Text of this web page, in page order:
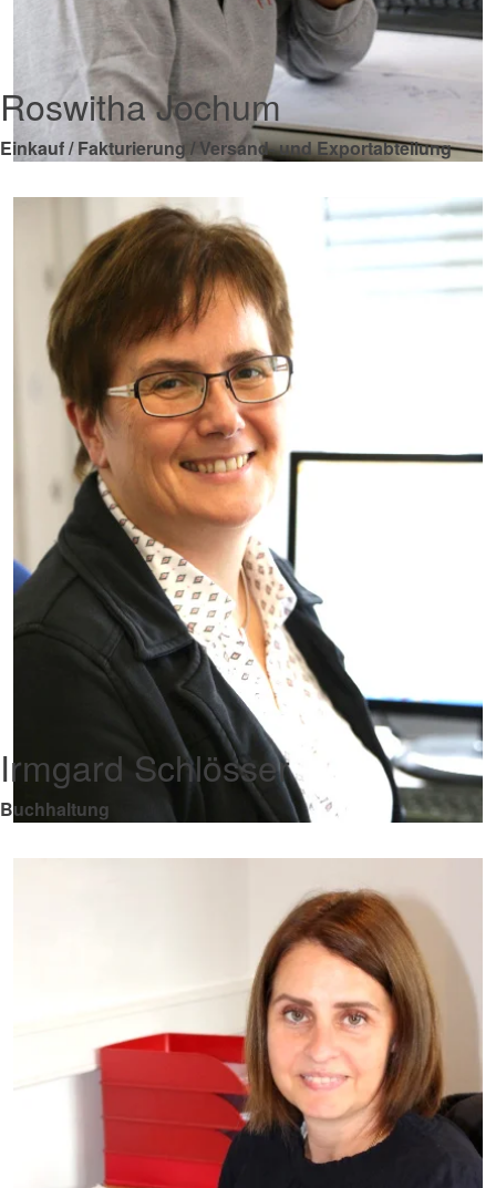
Roswitha Jochum
Einkauf / Fakturierung / Versand- und Exportabteilung
Irmgard Schlösser
Buchhaltung